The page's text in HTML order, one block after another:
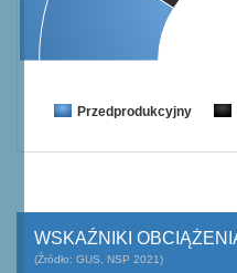
Przedprodukcyjny
WSKAŹNIKI
(Źródło: GUS, NSP 2021)